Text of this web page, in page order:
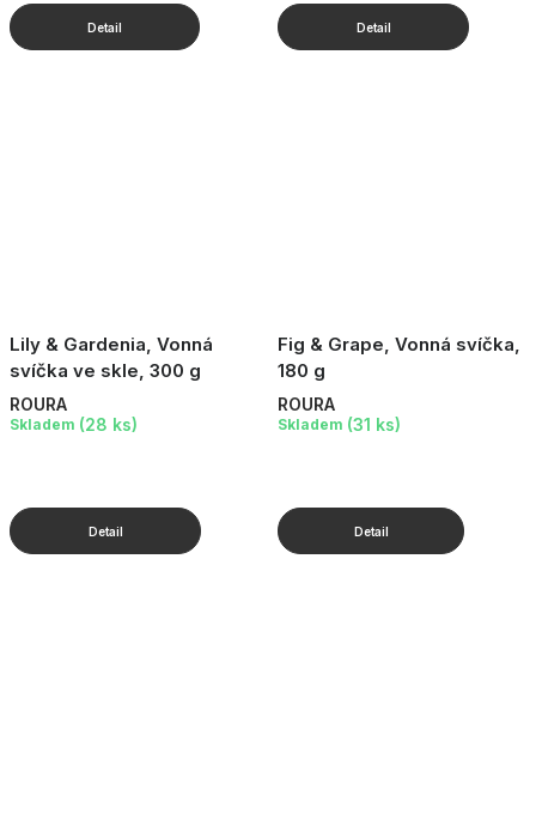
Lily & Gardenia, Vonná
svíčka ve skle, 300 g
ROURA
Skladem (28 ks)
Fig & Grape, Vonná svíčka,
180 g
ROURA
Skladem (31 ks)